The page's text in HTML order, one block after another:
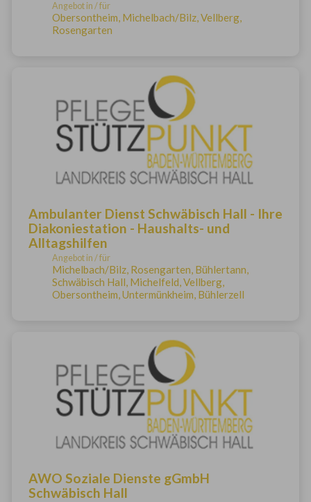
Angebot in / für
Obersontheim, Michelbach/Bilz, Vellberg,
Rosengarten
Ambulanter Dienst Schwäbisch Hall - Ihre
Diakoniestation - Haushalts- und
Alltagshilfen
Angebot in / für
Michelbach/Bilz, Rosengarten, Bühlertann,
Schwäbisch Hall, Michelfeld, Vellberg,
Obersontheim, Untermünkheim, Bühlerzell
AWO Soziale Dienste gGmbH
Schwäbisch Hall